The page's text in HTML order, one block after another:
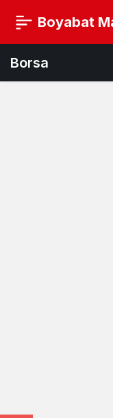
Boyabat
Borsa